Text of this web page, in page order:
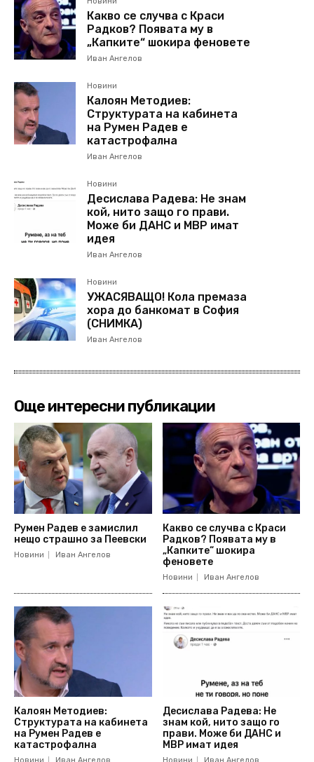
Какво се случва с Краси
Радков? Появата му в
„Капките“ шокира феновете
Иван Ангелов
Новини
Калоян Методиев:
Структурата на кабинета
на Румен Радев е
катастрофална
Иван Ангелов
Новини
Десислава Радева: Не знам
кой, нито защо го прави.
Може би ДАНС и МВР имат
идея
Иван Ангелов
Новини
УЖАСЯВАЩО! Кола премаза
хора до банкомат в София
(СНИМКА)
Иван Ангелов
Още интересни публикации
Румен Радев е замислил
нещо страшно за Пеевски
Новини Иван Ангелов
Какво се случва с Краси
Радков? Появата му в
„Капките“ шокира
феновете
Новини Иван Ангелов
Калоян Методиев:
Структурата на кабинета
на Румен Радев е
катастрофална
Десислава Радева: Не
знам кой, нито защо го
прави. Може би ДАНС и
МВР имат идея